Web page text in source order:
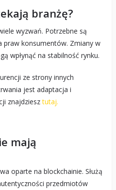
branżę?
wyzwań. Potrzebne są
praw konsumentów. Zmiany w
wpłynąć na stabilność rynku.
ze strony innych
jest adaptacja i
znajdziesztutaj.
mają
oparte na blockchainie. Służą
przedmiotów